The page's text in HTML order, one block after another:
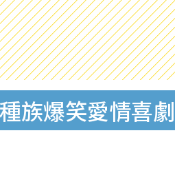
種族爆笑愛情